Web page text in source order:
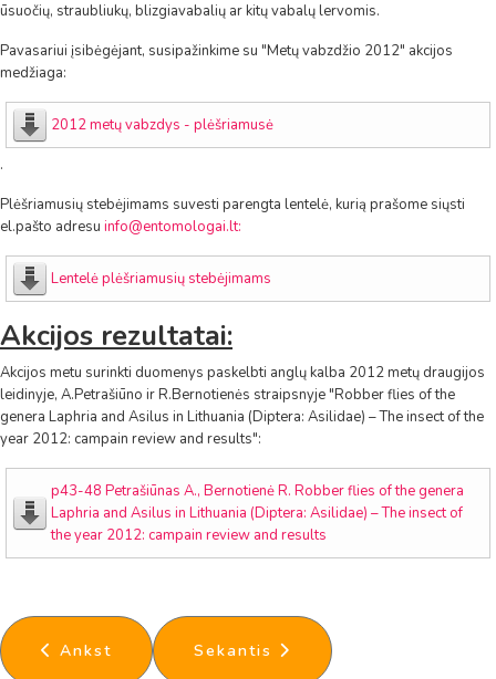
ūsuočių, straubliukų, blizgiavabalių ar kitų vabalų lervomis.
Pavasariui įsibėgėjant, susipažinkime su "Metų vabzdžio 2012" akcijos
medžiaga:
2012 metų vabzdys - plėšriamusė
.
Plėšriamusių stebėjimams suvesti parengta lentelė, kurią prašome siųsti
el.pašto adresu info@entomologai.lt:
Lentelė plėšriamusių stebėjimams
Akcijos rezultatai:
Akcijos metu surinkti duomenys paskelbti anglų kalba 2012 metų draugijos
leidinyje, A.Petrašiūno ir R.Bernotienės straipsnyje "Robber flies of the
genera Laphria and Asilus in Lithuania (Diptera: Asilidae) – The insect of the
year 2012: campain review and results":
p43-48 Petrašiūnas A., Bernotienė R. Robber flies of the genera
Laphria and Asilus in Lithuania (Diptera: Asilidae) – The insect of
the year 2012: campain review and results
Ankstesnis straipsnis: 2013 metų vabzdys -
Ankst Kitas straipsnis: 2011 metų
Sekantis